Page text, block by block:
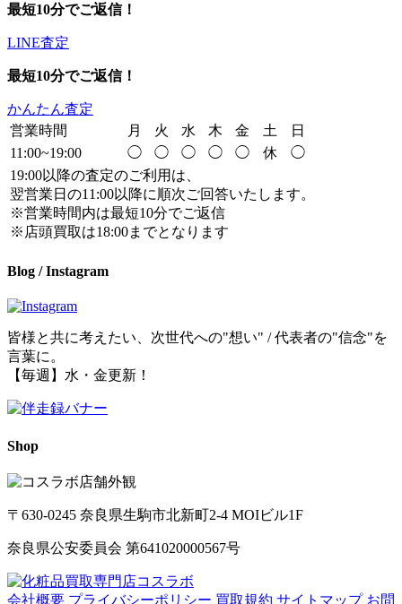
最短10分でご返信！
LINE査定
最短10分でご返信！
かんたん査定
営業時間
月 火 水 木 金 土
日
11:00~19:00
◯ ◯ ◯ ◯ ◯ 休
◯
19:00以降の査定のご利用は、
翌営業日の11:00以降に順次ご回答いたします。
※営業時間内は最短10分でご返信
※店頭買取は18:00までとなります
Blog / Instagram
皆様と共に考えたい、次世代への"想い" / 代表者の"信念"を
言葉に。
【毎週】水・金更新！
Shop
〒630-0245 奈良県生駒市北新町2-4 MOIビル1F
奈良県公安委員会 第641020000567号
会社概要 プライバシーポリシー 買取規約 サイトマップ お問